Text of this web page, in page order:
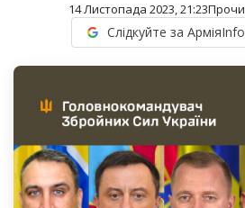
14 Листопада 2023, 21:23
Слідкуйте за